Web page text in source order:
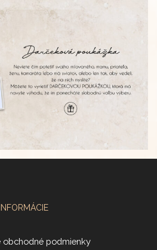
INFORMÁCIE
obchodné podmienky